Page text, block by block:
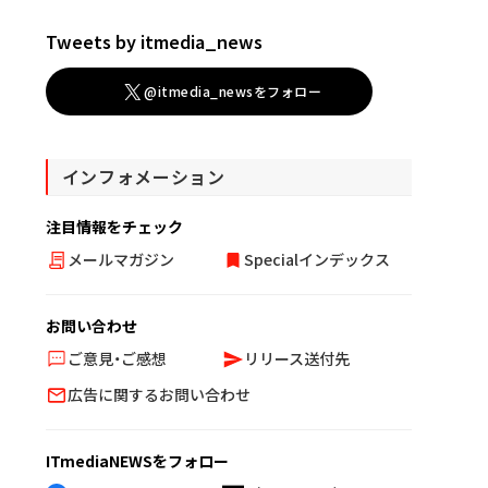
Tweets by itmedia_news
@itmedia_newsをフォロー
インフォメーション
注目情報をチェック
メールマガジン
Specialインデックス
お問い合わせ
ご意見・ご感想
リリース送付先
広告に関するお問い合わせ
ITmediaNEWSをフォロー